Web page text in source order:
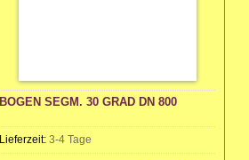
BOGEN SEGM. 30 GRAD DN 800
Lieferzeit:3-4 Tage